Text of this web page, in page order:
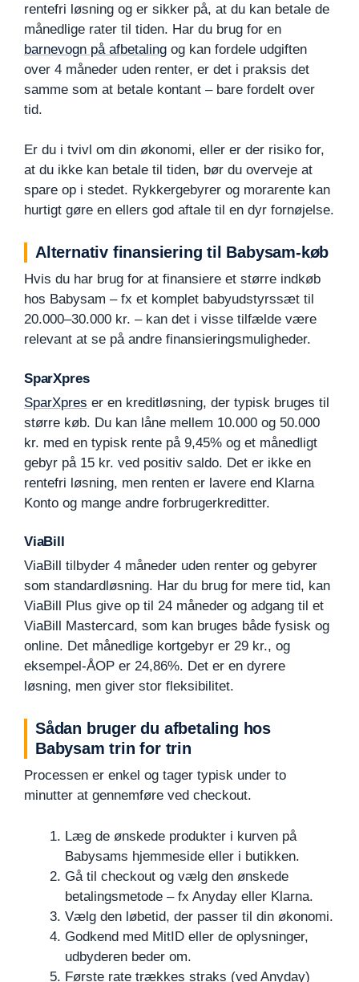
rentefri løsning og er sikker på, at du kan betale de
månedlige rater til tiden. Har du brug for en
barnevogn på afbetaling og kan fordele udgiften
over 4 måneder uden renter, er det i praksis det
samme som at betale kontant – bare fordelt over
tid.
Er du i tvivl om din økonomi, eller er der risiko for,
at du ikke kan betale til tiden, bør du overveje at
spare op i stedet. Rykkergebyrer og morarente kan
hurtigt gøre en ellers god aftale til en dyr fornøjelse.
Alternativ finansiering til Babysam-køb
Hvis du har brug for at finansiere et større indkøb
hos Babysam – fx et komplet babyudstyrssæt til
20.000–30.000 kr. – kan det i visse tilfælde være
relevant at se på andre finansieringsmuligheder.
SparXpres
SparXpres er en kreditløsning, der typisk bruges til
større køb. Du kan låne mellem 10.000 og 50.000
kr. med en typisk rente på 9,45% og et månedligt
gebyr på 15 kr. ved positiv saldo. Det er ikke en
rentefri løsning, men renten er lavere end Klarna
Konto og mange andre forbrugerkreditter.
ViaBill
ViaBill tilbyder 4 måneder uden renter og gebyrer
som standardløsning. Har du brug for mere tid, kan
ViaBill Plus give op til 24 måneder og adgang til et
ViaBill Mastercard, som kan bruges både fysisk og
online. Det månedlige kortgebyr er 29 kr., og
eksempel-ÅOP er 24,86%. Det er en dyrere
løsning, men giver stor fleksibilitet.
Sådan bruger du afbetaling hos
Babysam trin for trin
Processen er enkel og tager typisk under to
minutter at gennemføre ved checkout.
Læg de ønskede produkter i kurven på
Babysams hjemmeside eller i butikken.
Gå til checkout og vælg den ønskede
betalingsmetode – fx Anyday eller Klarna.
Vælg den løbetid, der passer til din økonomi.
Godkend med MitID eller de oplysninger,
udbyderen beder om.
Første rate trækkes straks (ved Anyday)